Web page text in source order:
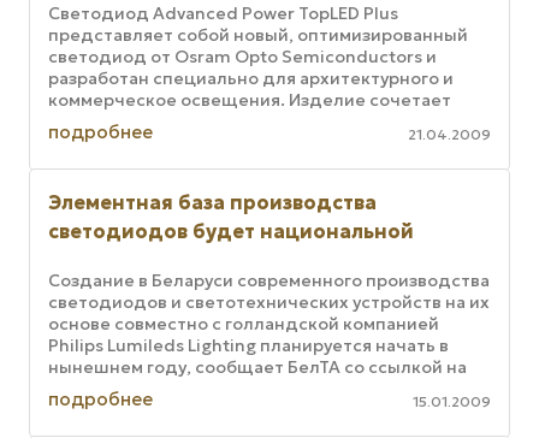
Светодиод Advanced Power TopLED Plus
представляет собой новый, оптимизированный
светодиод от Osram Opto Semiconductors и
разработан специально для архитектурного и
коммерческое освещения. Изделие сочетает
внушительную яркость с высокой, до 90 люмен ...
подробнее 21.04.2009
Элементная база производства
светодиодов будет национальной
Создание в Беларуси современного производства
светодиодов и светотехнических устройств на их
основе совместно с голландской компанией
Philips Lumileds Lighting планируется начать в
нынешнем году, сообщает БелТА со ссылкой на
информацию начальника ...
подробнее 15.01.2009